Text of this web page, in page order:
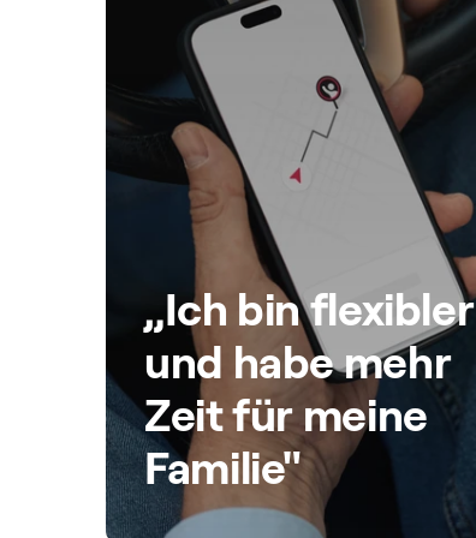
„Ich bin flexibler
und habe mehr
Zeit für meine
Familie"